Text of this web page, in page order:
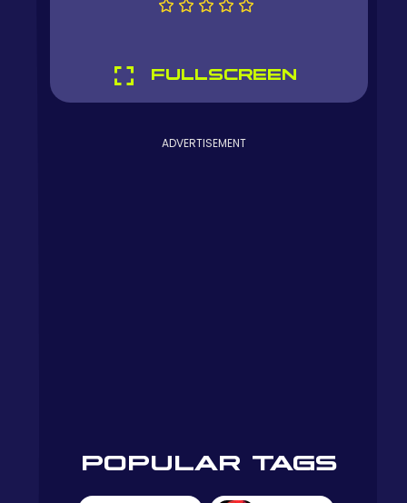
FULLSCREEN
ADVERTISEMENT
POPULAR TAGS